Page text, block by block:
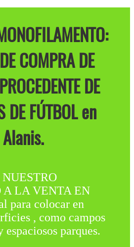
COMPRA DE
DE
DE FÚTBOL en
Alanis.
A LA VENTA EN
para colocar en
, como campos
parques.